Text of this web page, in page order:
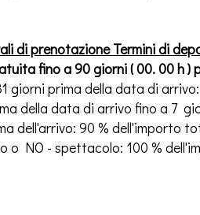
di prenotazione Termini di
fino a 90 giorni ( 00. 00 h )
giorni prima della data di
della data di arrivo fino a 7
dell'arrivo: 90 % dell'importo
o NO - spettacolo: 100 %